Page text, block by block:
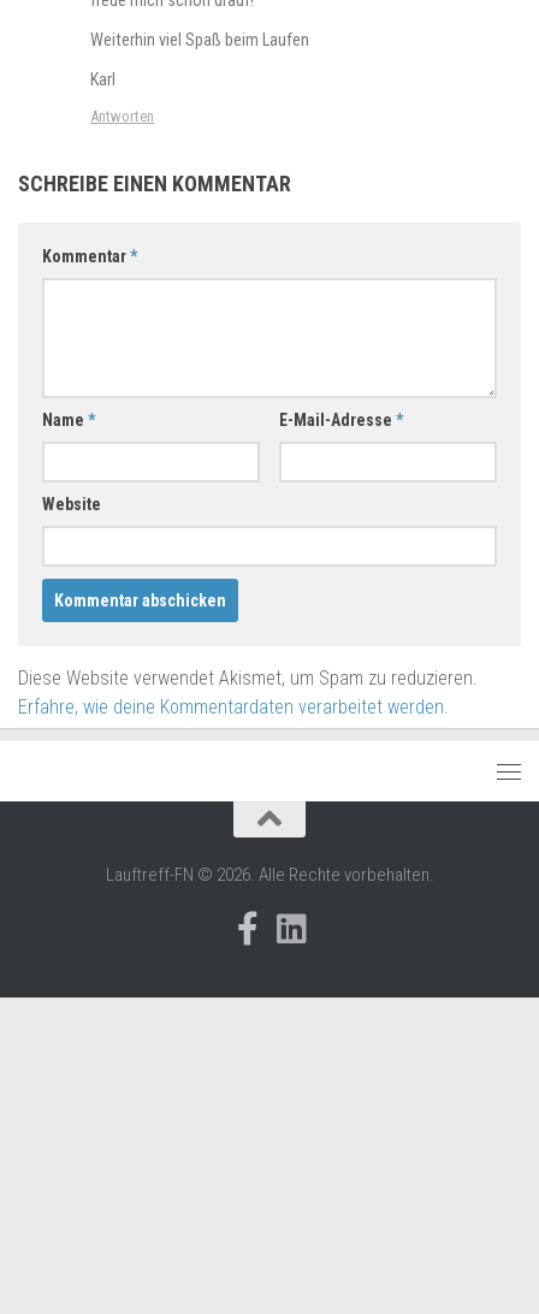
Weiterhin viel Spaß beim Laufen
Karl
Antworten
SCHREIBE EINEN KOMMENTAR
Kommentar*
Name * E-Mail-Adresse *
Website
Diese Website verwendet Akismet, um Spam zu reduzieren.
Erfahre, wie deine Kommentardaten verarbeitet werden.
Lauftreff-FN © 2026. Alle Rechte vorbehalten.